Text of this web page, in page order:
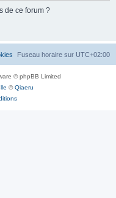
de ce forum ?
Fuseau horaire sur UTC+02:00
© phpBB Limited
©Qiaeru